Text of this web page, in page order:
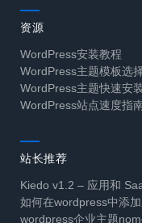
资源
WordPress安装教程
WordPress主题模板选
WordPress主题快速安
WordPress站点速度指
站长推荐
Kiedo v1.2 – 应用和
如何在wordpress中添
wordpress企业主题